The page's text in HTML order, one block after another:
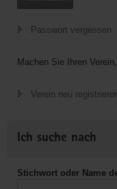
Passwort vergessen
Machen Sie Ihren
Verein neu
Ich suche nach
Stichwort oder Name